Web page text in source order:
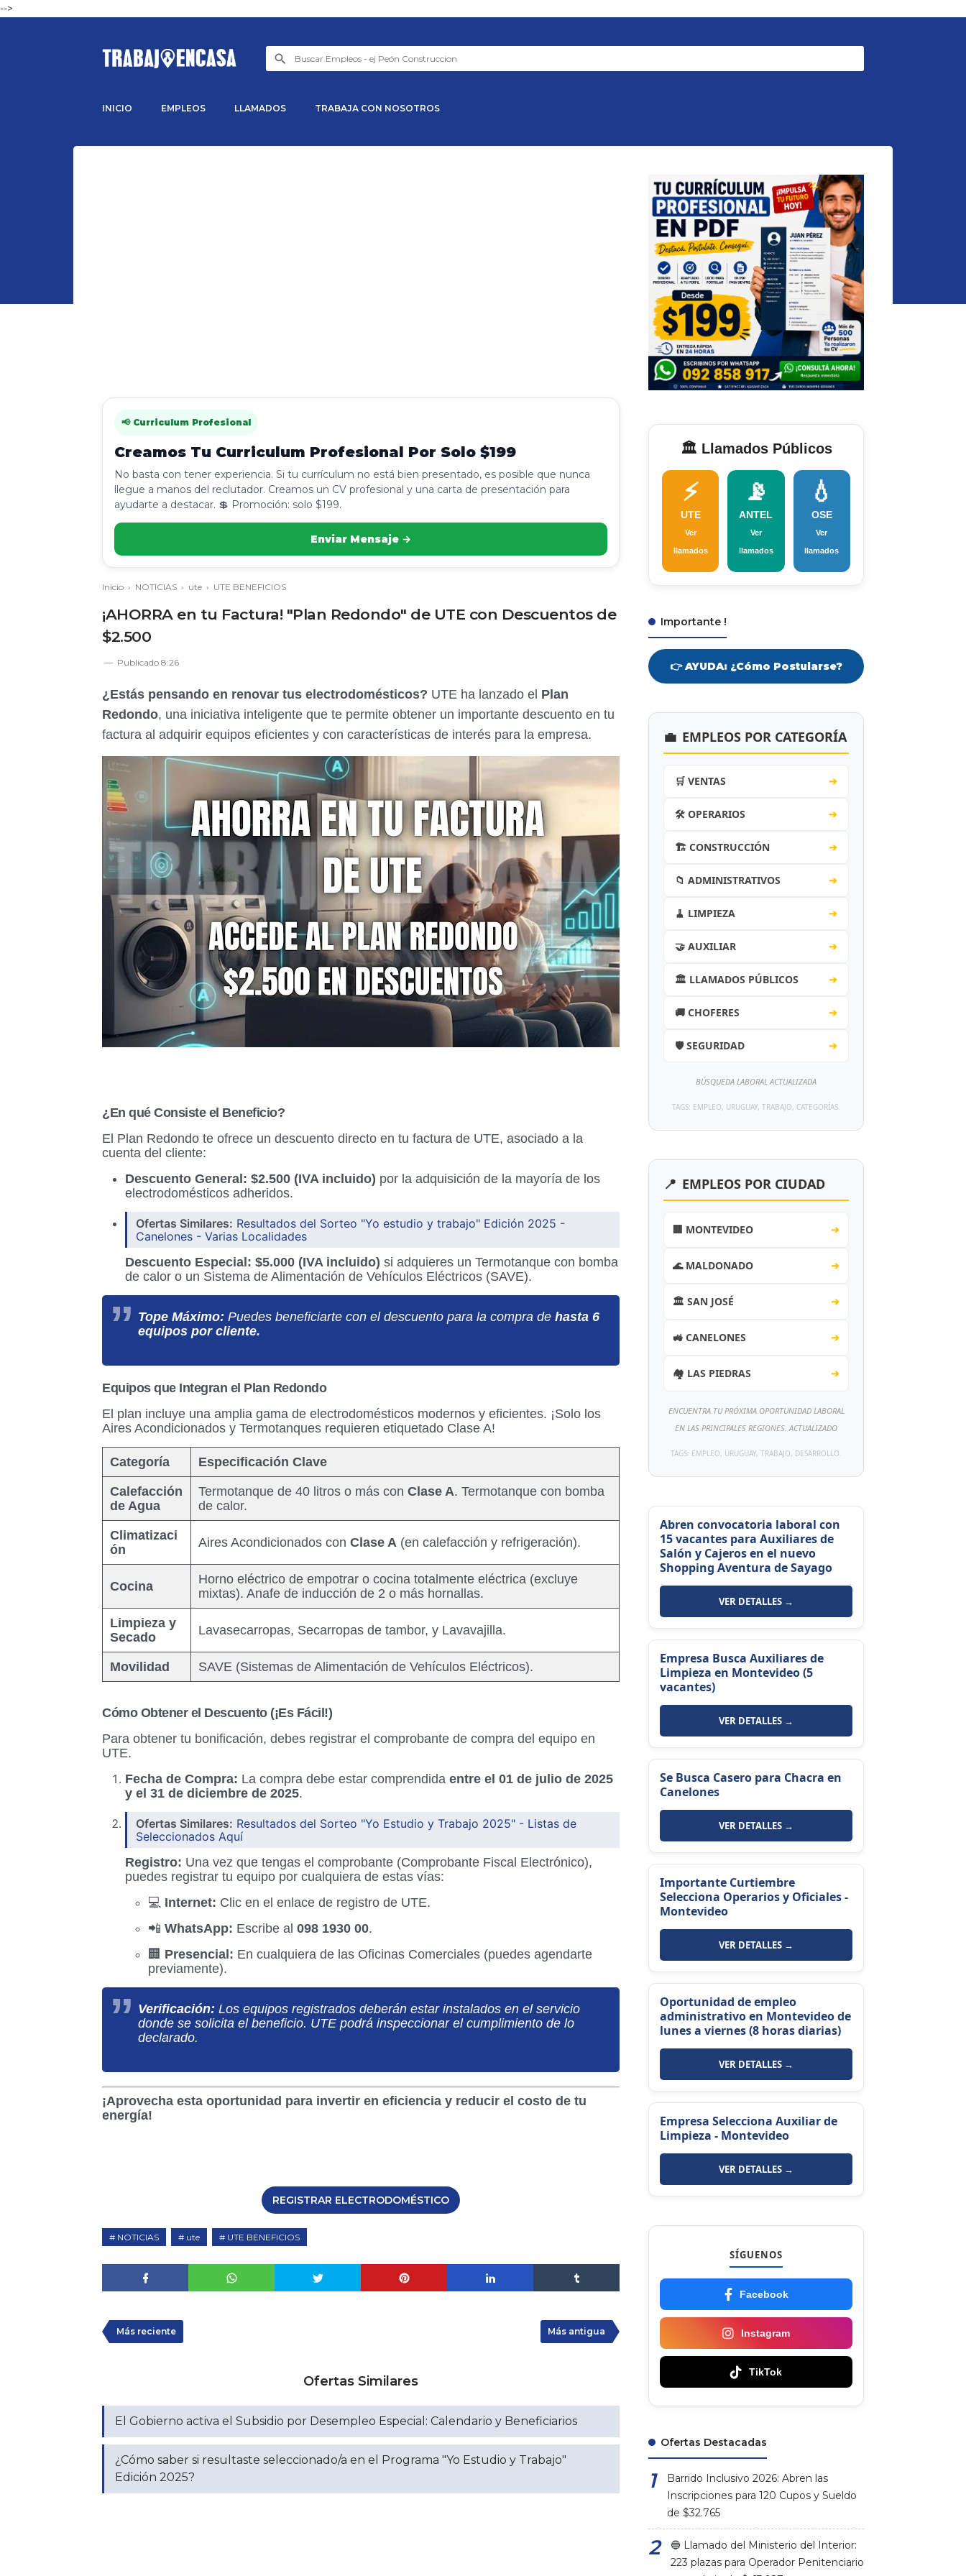
-->
INICIO EMPLEOS LLAMADOS TRABAJA CON NOSOTROS
📢 Curriculum Profesional
Creamos Tu Curriculum Profesional Por Solo $199
No basta con tener experiencia. Si tu currículum no está bien presentado, es posible que nunca
llegue a manos del reclutador. Creamos un CV profesional y una carta de presentación para
ayudarte a destacar. 💲 Promoción: solo $199.
Enviar Mensaje →
Inicio › NOTICIAS › ute › UTE BENEFICIOS
¡AHORRA en tu Factura! "Plan Redondo" de UTE con Descuentos de
$2.500
Publicado 8:26
¿Estás pensando en renovar tus electrodomésticos? UTE ha lanzado el Plan
Redondo, una iniciativa inteligente que te permite obtener un importante descuento en tu
factura al adquirir equipos eficientes y con características de interés para la empresa.
¿En qué Consiste el Beneficio?
El Plan Redondo te ofrece un descuento directo en tu factura de UTE, asociado a la
cuenta del cliente:
Descuento General: $2.500 (IVA incluido) por la adquisición de la mayoría de los
electrodomésticos adheridos.
Ofertas Similares: Resultados del Sorteo "Yo estudio y trabajo" Edición 2025 -
Canelones - Varias Localidades
Descuento Especial: $5.000 (IVA incluido) si adquieres un Termotanque con bomba
de calor o un Sistema de Alimentación de Vehículos Eléctricos (SAVE).
Tope Máximo: Puedes beneficiarte con el descuento para la compra de hasta 6
equipos por cliente.
Equipos que Integran el Plan Redondo
El plan incluye una amplia gama de electrodomésticos modernos y eficientes. ¡Solo los
Aires Acondicionados y Termotanques requieren etiquetado Clase A!
Categoría Especificación Clave
Calefacción
de Agua
Termotanque de 40 litros o más con Clase A. Termotanque con bomba
de calor.
Climatizaci
ón
Aires Acondicionados con Clase A (en calefacción y refrigeración).
Cocina
Horno eléctrico de empotrar o cocina totalmente eléctrica (excluye
mixtas). Anafe de inducción de 2 o más hornallas.
Limpieza y
Secado
Lavasecarropas, Secarropas de tambor, y Lavavajilla.
Movilidad SAVE (Sistemas de Alimentación de Vehículos Eléctricos).
Cómo Obtener el Descuento (¡Es Fácil!)
Para obtener tu bonificación, debes registrar el comprobante de compra del equipo en
UTE.
Fecha de Compra: La compra debe estar comprendida entre el 01 de julio de 2025
y el 31 de diciembre de 2025.
Ofertas Similares: Resultados del Sorteo "Yo Estudio y Trabajo 2025" - Listas de
Seleccionados Aquí
Registro: Una vez que tengas el comprobante (Comprobante Fiscal Electrónico),
puedes registrar tu equipo por cualquiera de estas vías:
💻 Internet: Clic en el enlace de registro de UTE.
📲 WhatsApp: Escribe al 098 1930 00.
🏢 Presencial: En cualquiera de las Oficinas Comerciales (puedes agendarte
previamente).
Verificación: Los equipos registrados deberán estar instalados en el servicio
donde se solicita el beneficio. UTE podrá inspeccionar el cumplimiento de lo
declarado.
¡Aprovecha esta oportunidad para invertir en eficiencia y reducir el costo de tu
energía!
REGISTRAR ELECTRODOMÉSTICO
NOTICIAS ute UTE BENEFICIOS
Más reciente Más antigua
Ofertas Similares
El Gobierno activa el Subsidio por Desempleo Especial: Calendario y Beneficiarios
¿Cómo saber si resultaste seleccionado/a en el Programa "Yo Estudio y Trabajo"
Edición 2025?
🏛️ Llamados Públicos
⚡
UTE
Ver
llamados
📡
ANTEL
Ver
llamados
💧
OSE
Ver
llamados
Importante !
👉 AYUDA: ¿Cómo Postularse?
💼 EMPLEOS POR CATEGORÍA
🛒 VENTAS ➔
🛠️ OPERARIOS ➔
🏗️ CONSTRUCCIÓN ➔
📁 ADMINISTRATIVOS ➔
🧹 LIMPIEZA ➔
🤝 AUXILIAR ➔
🏛️ LLAMADOS PÚBLICOS ➔
🚚 CHOFERES ➔
🛡️ SEGURIDAD ➔
BÚSQUEDA LABORAL ACTUALIZADA
TAGS: EMPLEO, URUGUAY, TRABAJO, CATEGORÍAS.
📍 EMPLEOS POR CIUDAD
🏢 MONTEVIDEO ➔
🌊 MALDONADO ➔
🏛️ SAN JOSÉ ➔
🚜 CANELONES ➔
🏘️ LAS PIEDRAS ➔
ENCUENTRA TU PRÓXIMA OPORTUNIDAD LABORAL
EN LAS PRINCIPALES REGIONES. ACTUALIZADO
TAGS: EMPLEO, URUGUAY, TRABAJO, DESARROLLO.
Abren convocatoria laboral con
15 vacantes para Auxiliares de
Salón y Cajeros en el nuevo
Shopping Aventura de Sayago
VER DETALLES →
Empresa Busca Auxiliares de
Limpieza en Montevideo (5
vacantes)
VER DETALLES →
Se Busca Casero para Chacra en
Canelones
VER DETALLES →
Importante Curtiembre
Selecciona Operarios y Oficiales -
Montevideo
VER DETALLES →
Oportunidad de empleo
administrativo en Montevideo de
lunes a viernes (8 horas diarias)
VER DETALLES →
Empresa Selecciona Auxiliar de
Limpieza - Montevideo
VER DETALLES →
SÍGUENOS
Facebook
Instagram
TikTok
Ofertas Destacadas
Barrido Inclusivo 2026: Abren las
Inscripciones para 120 Cupos y Sueldo
de $32.765
🔵 Llamado del Ministerio del Interior:
223 plazas para Operador Penitenciario